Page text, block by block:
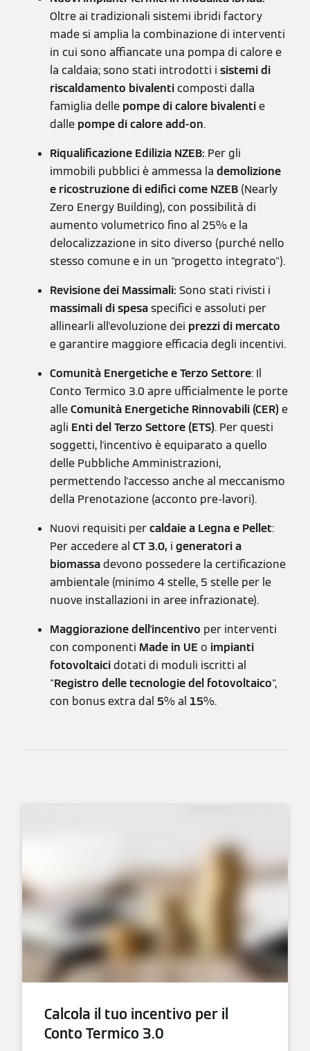
Oltre ai tradizionali sistemi ibridi factory
made si amplia la combinazione di interventi
in cui sono affiancate una pompa di calore e
la caldaia; sono stati introdotti i sistemi di
riscaldamento bivalenticomposti dalla
famiglia delle pompe di calore bivalentie
dalle pompe di calore add-on.
Riqualificazione Edilizia NZEB: Per gli
immobili pubblici è ammessa la demolizione
e ricostruzione di edifici come NZEB (Nearly
Zero Energy Building), con possibilità di
aumento volumetrico fino al 25% e la
delocalizzazione in sito diverso (purché nello
stesso comune e in un "progetto integrato").
Revisione dei Massimali: Sono stati rivisti i
massimali di spesaspecifici e assoluti per
allinearli all'evoluzione dei prezzi di mercato
e garantire maggiore efficacia degli incentivi.
Comunità Energetiche e Terzo Settore: Il
Conto Termico 3.0 apre ufficialmente le porte
alleComunità Energetiche Rinnovabili (CER)e
agli Enti del Terzo Settore (ETS). Per questi
soggetti, l'incentivo è equiparato a quello
delle Pubbliche Amministrazioni,
permettendo l'accesso anche al meccanismo
della Prenotazione (acconto pre-lavori).
Nuovi requisiti percaldaie a Legna e Pellet:
Per accedere al CT 3.0, i generatori a
biomassadevono possedere la certificazione
ambientale (minimo 4 stelle, 5 stelle per le
nuove installazioni in aree infrazionate).
Maggiorazione dell'incentivo per interventi
con componenti Made in UE o impianti
fotovoltaicidotati di moduli iscritti al
"Registro delle tecnologie del fotovoltaico",
con bonus extra dal 5% al 15%.
Calcola il tuo incentivo per il
Conto Termico 3.0